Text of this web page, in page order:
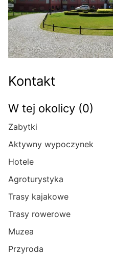
Kontakt
W tej okolicy (0)
Zabytki
Aktywny wypoczynek
Hotele
Agroturystyka
Trasy kajakowe
Trasy rowerowe
Muzea
Przyroda